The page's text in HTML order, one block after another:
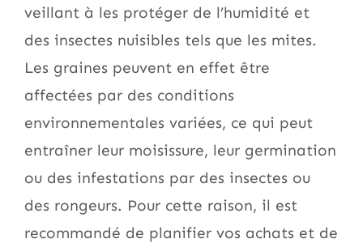
veillant à les protéger de l’humidité et
des insectes nuisibles tels que les mites.
Les graines peuvent en effet être
affectées par des conditions
environnementales variées, ce qui peut
entraîner leur moisissure, leur germination
ou des infestations par des insectes ou
des rongeurs. Pour cette raison, il est
recommandé de planifier vos achats et de